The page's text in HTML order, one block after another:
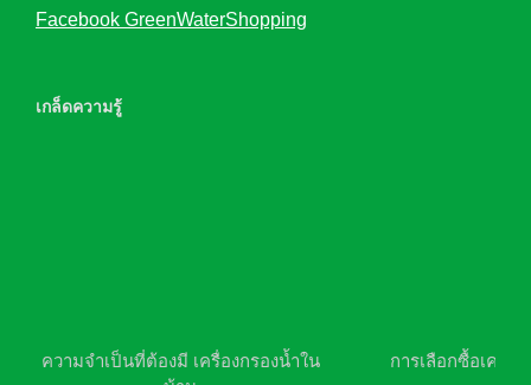
Facebook GreenWaterShopping
เกล็ดความรู้
ความจำเป็นที่ต้องมี เครื่องกรองน้ำใน
การเลือกซื้อเครื่อ